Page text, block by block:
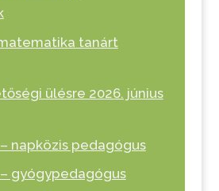
tanárt
ülésre 2026. június
napközis pedagógus
gyógypedagógus